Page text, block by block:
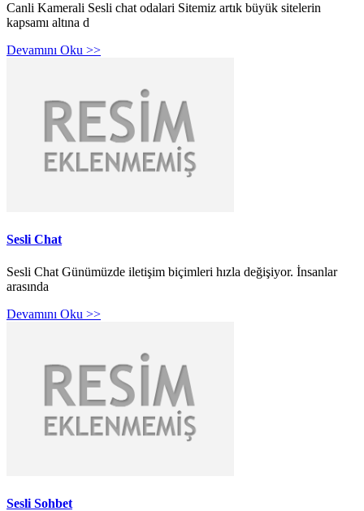
Canli Kamerali Sesli chat odalari Sitemiz artık büyük sitelerin
kapsamı altına d
Devamını Oku >>
Sesli Chat
Sesli Chat Günümüzde iletişim biçimleri hızla değişiyor. İnsanlar
arasında
Devamını Oku >>
Sesli Sohbet